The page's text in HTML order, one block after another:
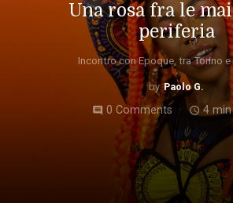
Una rosa fra le
periferia
Incontro con Epoque, tra Torino e
Paolo G.
comment 0 Comments access_time 4